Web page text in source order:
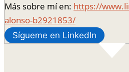
Más sobre mí en: https://
alonso-b2921853/
Sígueme en LinkedIn